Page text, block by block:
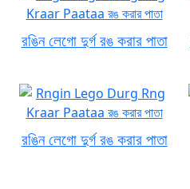
রঙিন লেগো দুর্গ রঙ করার পাতা
রঙিন লেগো দুর্গ রঙ করার পাতা